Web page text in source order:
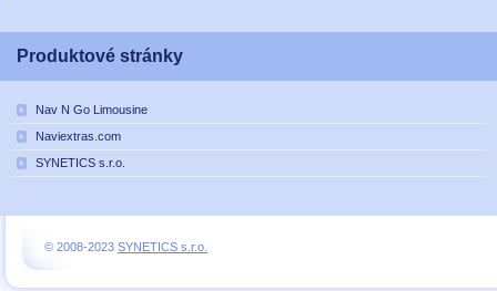
Produktové stránky
Nav N Go Limousine
Naviextras.com
SYNETICS s.r.o.
© 2008-2023 SYNETICS s.r.o.